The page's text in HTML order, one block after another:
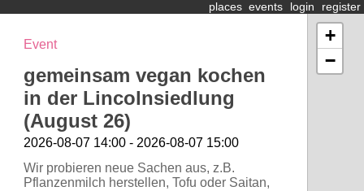
places events login register
Event
gemeinsam vegan kochen
in der Lincolnsiedlung
(August 26)
2026-08-07 14:00 - 2026-08-07 15:00
Wir probieren neue Sachen aus, z.B.
Pflanzenmilch herstellen, Tofu oder Saitan,
+
−